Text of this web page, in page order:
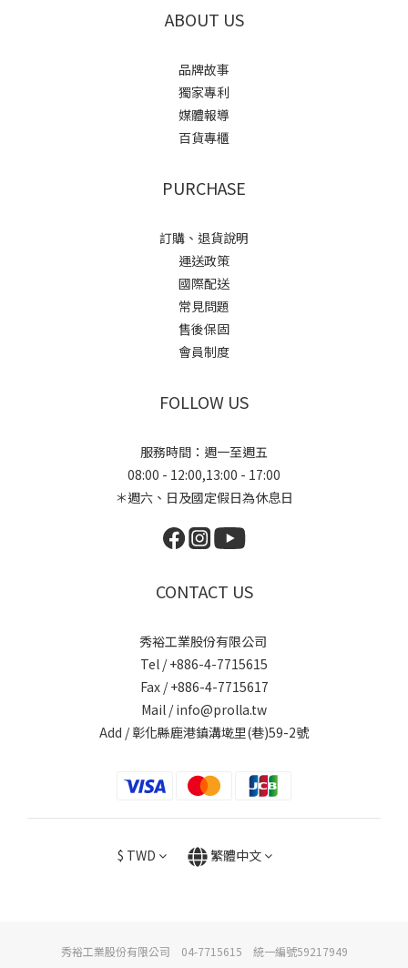
ABOUT US
品牌故事
獨家專利
媒體報導
百貨專櫃
PURCHASE
訂購、退貨說明
運送政策
國際配送
常見問題
售後保固
會員制度
FOLLOW US
服務時間：週一至週五
08:00 - 12:00,13:00 - 17:00
＊週六、日及國定假日為休息日
CONTACT US
秀裕工業股份有限公司
Tel / +886-4-7715615
Fax / +886-4-7715617
Mail / info@prolla.tw
Add / 彰化縣鹿港鎮溝墘里(巷)59-2號
$ TWD 繁體中文
秀裕工業股份有限公司 04-7715615 統一編號59217949